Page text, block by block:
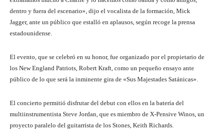
dentro y fuera del escenario», dijo el vocalista de la formación, Mick
Jagger, ante un público que estalló en aplausos, según recoge la prensa
estadounidense.
El evento, que se celebró en su honor, fue organizado por el propietario de
los New England Patriots, Robert Kraft, como un pequeño ensayo ante
público de lo que será la inminente gira de «Sus Majestades Satánicas».
El concierto permitió disfrutar del debut con ellos en la batería del
multiinstrumentista Steve Jordan, que es miembro de X-Pensive Winos, un
proyecto paralelo del guitarrista de los Stones, Keith Richards.